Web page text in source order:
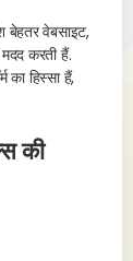
बेहतर वेबसाइट,
करती हैं.
हिस्सा हैं,
की